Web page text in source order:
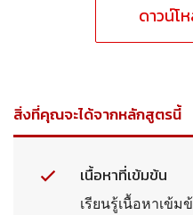
ดาวน์โ
สิ่งที่คุณจะได้จากหลักสูตรนี้
เนื้อหาที่เข้มข้น
เรียนรู้เนื้อหาเข้